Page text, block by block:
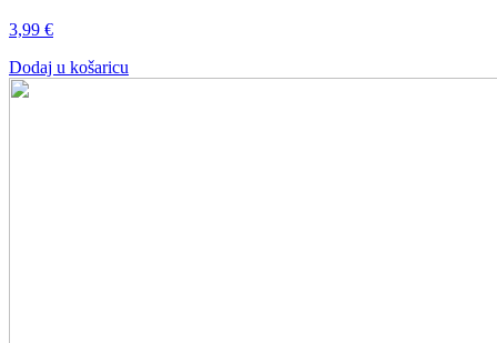
3,99 €
Dodaj u košaricu